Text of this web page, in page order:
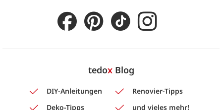
tedoxBlog
DIY-Anleitungen
Renovier-Tipps
Deko-Tipps
und vieles mehr!